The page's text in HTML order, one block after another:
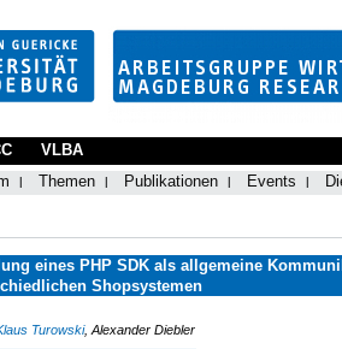
Themen Publikationen Events
VLBA
eines PHP SDK als allgemeine
Shopsystemen
Turowski, Alexander Diebler